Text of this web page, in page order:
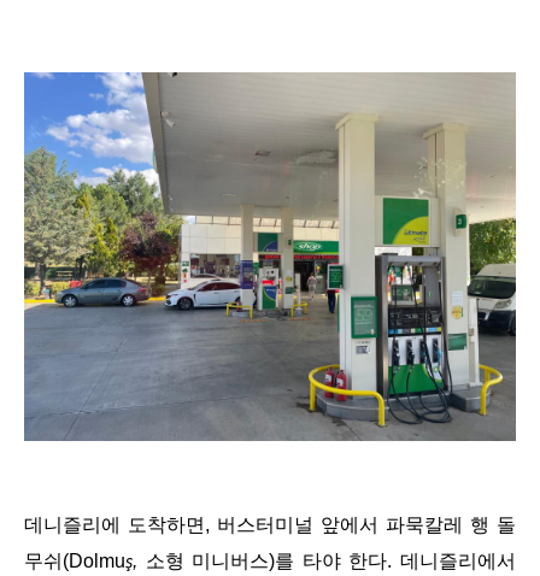
데니즐리에 도착하면, 버스터미널 앞에서 파묵칼레 행 돌
무쉬(Dolmuş, 소형 미니버스)를 타야 한다. 데니즐리에서